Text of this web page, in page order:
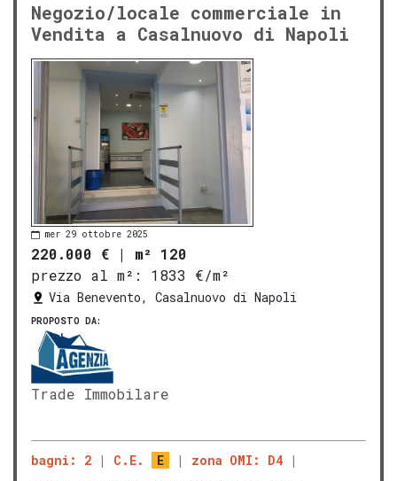
Negozio/locale commerciale in
Vendita a Casalnuovo di Napoli
mer 29 ottobre 2025
220.000 € | m² 120
prezzo al m²:
1833 €/m²
Via Benevento, Casalnuovo di Napoli
PROPOSTO DA:
Trade Immobilare
bagni: 2 C.E. E zona OMI: D4